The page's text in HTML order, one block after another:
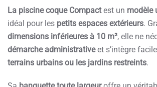
La piscine coque Compactest un modèle
idéal pour les petits espaces extérieurs.
dimensions inférieures à 10 m², elle ne
démarche administrativeet s’intègre
terrains urbains ou les jardins restreints.